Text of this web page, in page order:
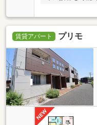
賃貸アパート プリモ